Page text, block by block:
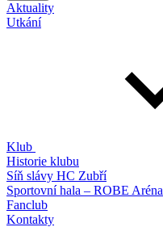
Aktuality
Utkání
Klub
Historie klubu
Síň slávy HC Zubří
Sportovní hala – ROBE Aréna
Fanclub
Kontakty